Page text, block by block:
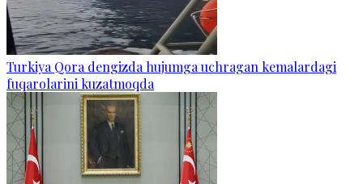
Turkiya Qora dengizda hujumga uchragan kemalardagi
fuqarolarini kuzatmoqda